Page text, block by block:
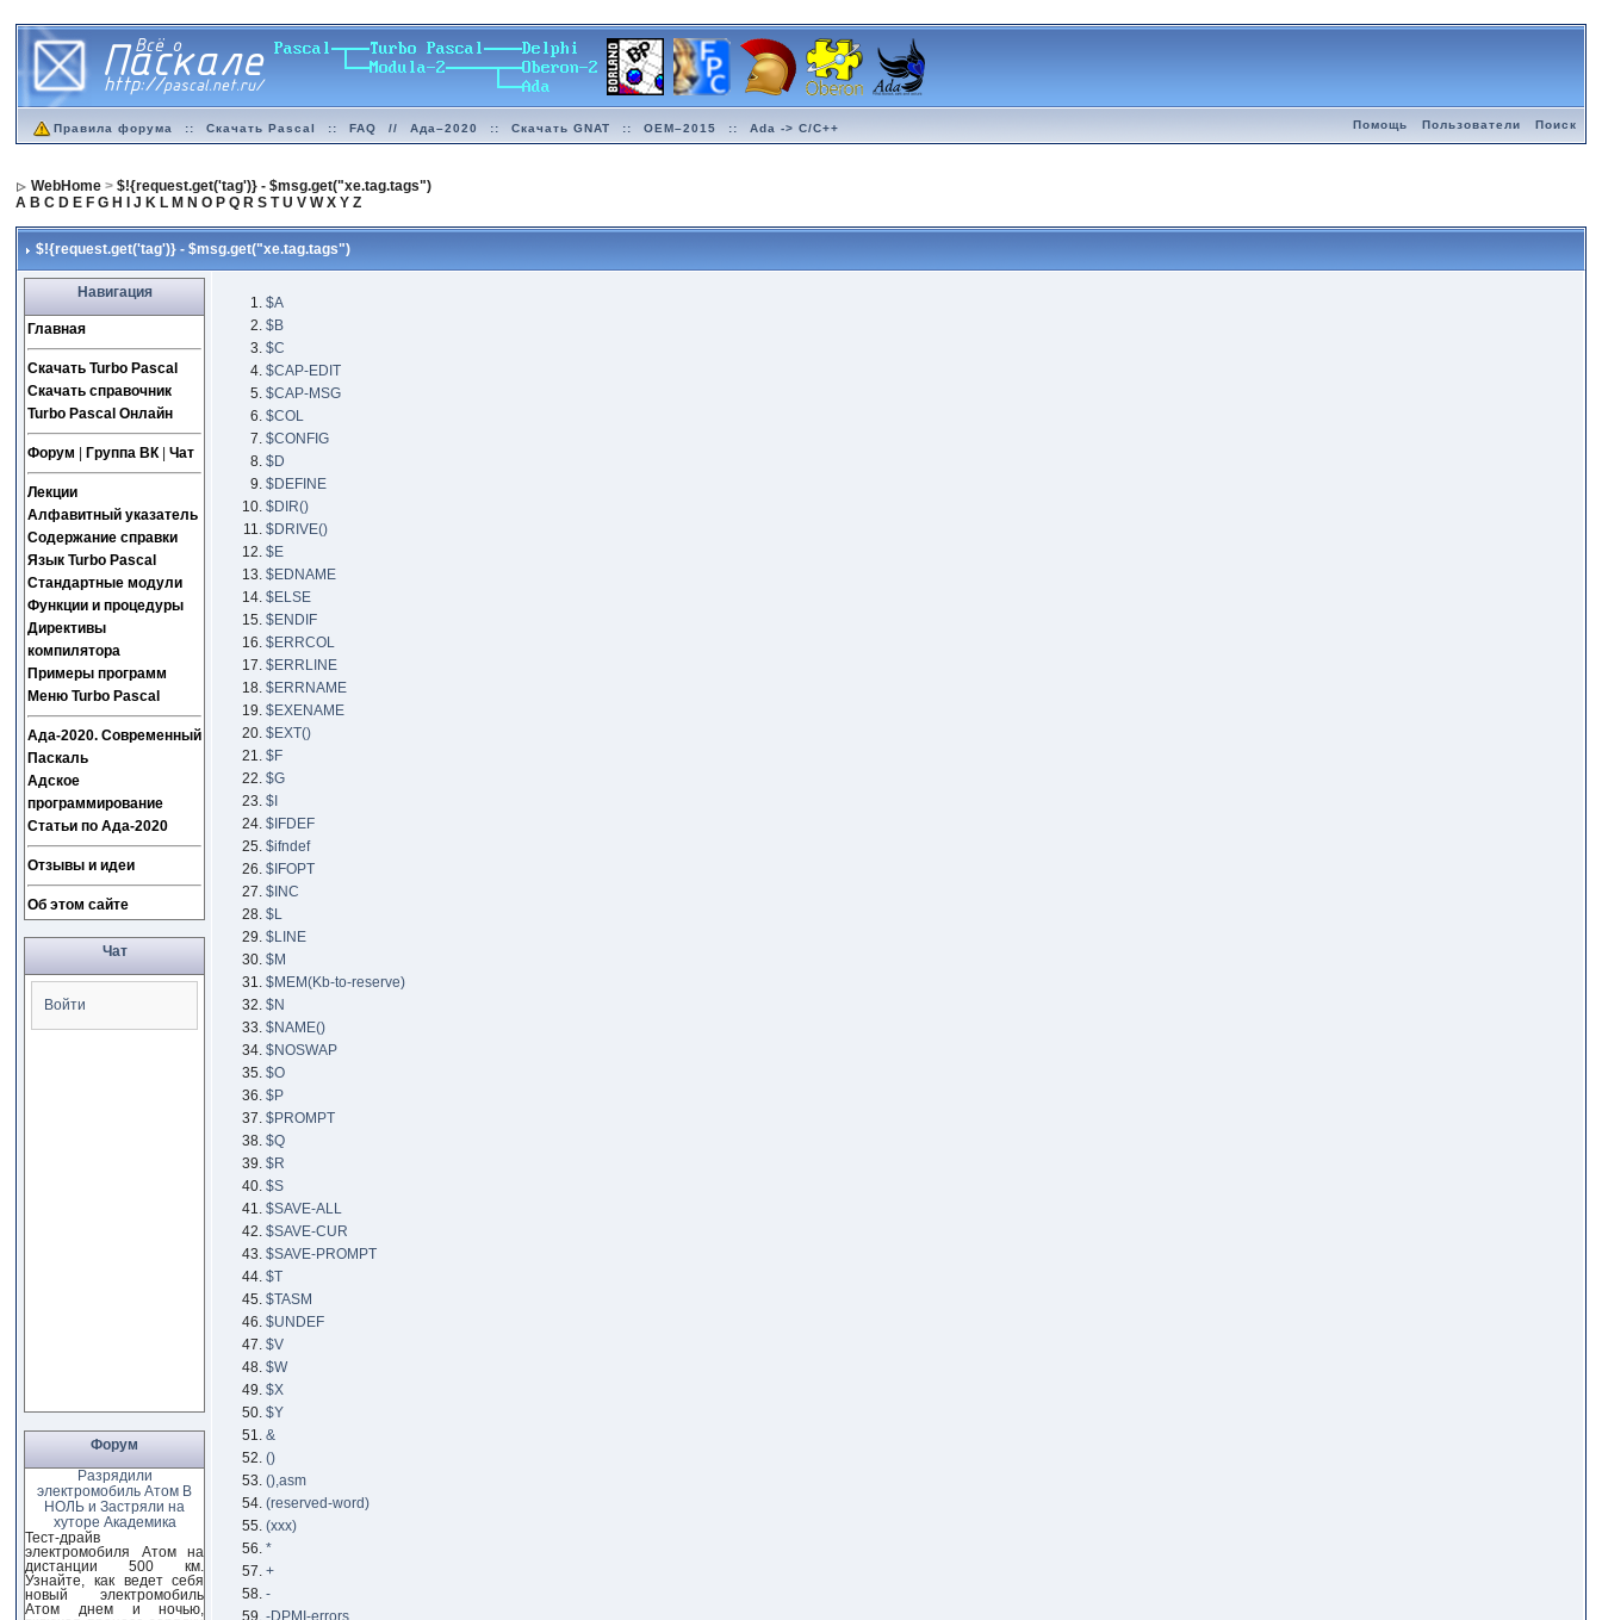
Правила форума :: Скачать Pascal :: FAQ // Ада–2020 :: Скачать GNAT :: OEM–2015 :: Ada -> C/C++ Помощь Пользователи Поиск
WebHome >$!{request.get('tag')} - $msg.get("xe.tag.tags")
A B C D E F G H J K L M N O P Q R S T U V W X Y Z
$!{request.get('tag')} - $msg.get("xe.tag.tags")
Навигация
Главная
Скачать Turbo Pascal
Скачать справочник
Turbo Pascal Онлайн
Форум Группа ВК|Чат
Лекции
Алфавитный указатель
Содержание справки
Язык Turbo Pascal
Стандартные модули
Функции и процедуры
Директивы
компилятора
Примеры программ
Меню Turbo Pascal
Ада-2020. Современный
Паскаль
Адское
программирование
Статьи по Ада-2020
Отзывы и идеи
Об этом сайте
Чат
Войти
Форум
Разрядили
электромобиль Атом В
НОЛЬ и Застряли на
хуторе Академика
Тест-драйв
электромобиля Атом на
дистанции 500 км.
Узнайте, как ведет себя
новый электромобиль
Атом днем и ночью,
$A
$B
$C
$CAP-EDIT
$CAP-MSG
$COL
$CONFIG
$D
$DEFINE
$DIR()
$DRIVE()
$E
$EDNAME
$ELSE
$ENDIF
$ERRCOL
$ERRLINE
$ERRNAME
$EXENAME
$EXT()
$F
$G
$I
$IFDEF
$ifndef
$IFOPT
$INC
$L
$LINE
$M
$MEM(Kb-to-reserve)
$N
$NAME()
$NOSWAP
$O
$P
$PROMPT
$Q
$R
$S
$SAVE-ALL
$SAVE-CUR
$SAVE-PROMPT
$T
$TASM
$UNDEF
$V
$W
$X
$Y
&
()
(),asm
(reserved-word)
(xxx)
*
+
-
-DPMI-errors